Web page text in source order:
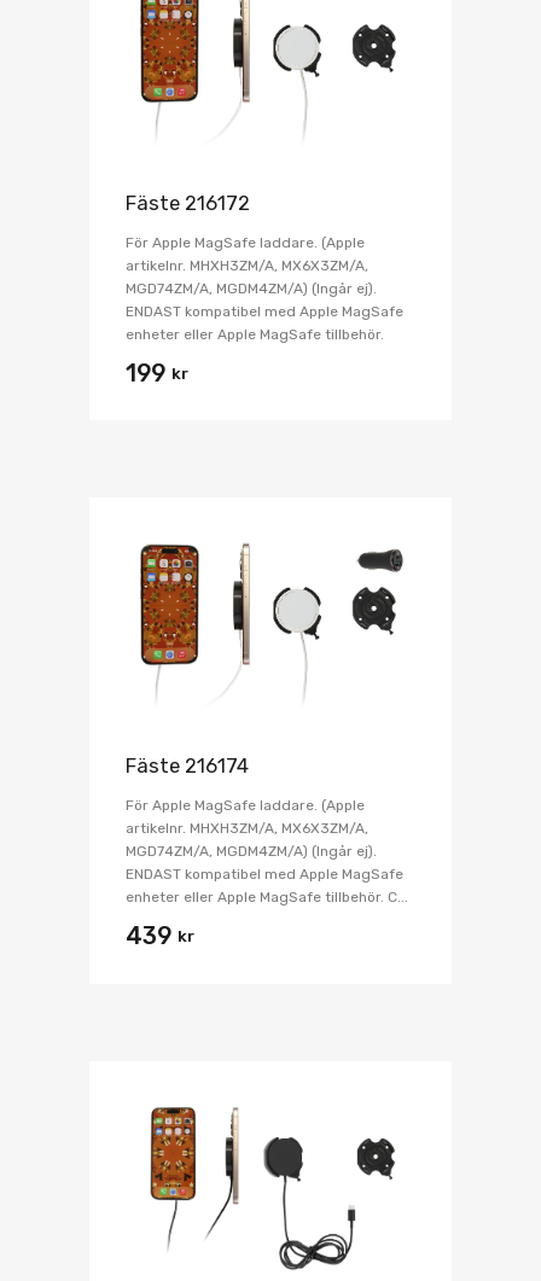
Fäste 216172
För Apple MagSafe laddare. (Apple
artikelnr. MHXH3ZM/A, MX6X3ZM/A,
MGD74ZM/A, MGDM4ZM/A) (Ingår ej).
ENDAST kompatibel med Apple MagSafe
enheter eller Apple MagSafe tillbehör.
199 kr
Fäste 216174
För Apple MagSafe laddare. (Apple
artikelnr. MHXH3ZM/A, MX6X3ZM/A,
MGD74ZM/A, MGDM4ZM/A) (Ingår ej).
ENDAST kompatibel med Apple MagSafe
enheter eller Apple MagSafe tillbehör. C...
439 kr